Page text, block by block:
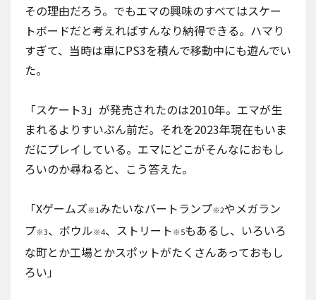
その理由だろう。でもエマの興味のすべてはスケー
トボードだと考えればすんなり納得できる。ハマり
すぎて、当時は車にPS3を積んで移動中にも遊んでい
た。
「スケート3」が発売されたのは2010年。エマが生
まれるよりすいぶん前だ。それを2023年現在もいま
だにプレイしている。エマにどこがそんなにおもし
ろいのか尋ねると、こう答えた。
「Xゲームズ※1みたいなバートランプ※2やメガラン
プ※3、ボウル※4、ストリート ※5もあるし、いろいろ
な町とか工場とかスポットがたくさんあっておもし
ろい」